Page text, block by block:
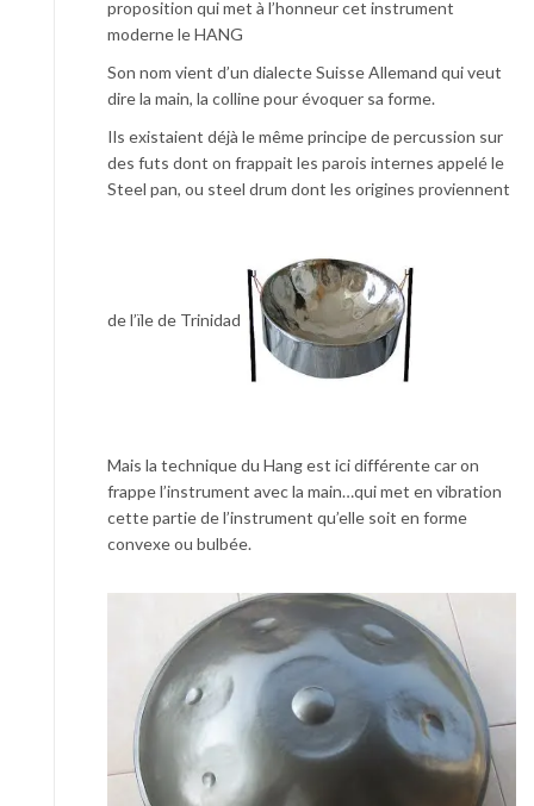
proposition qui met à l’honneur cet instrument
moderne le HANG
Son nom vient d’un dialecte Suisse Allemand qui veut
dire la main, la colline pour évoquer sa forme.
Ils existaient déjà le même principe de percussion sur
des futs dont on frappait les parois internes appelé le
Steel pan, ou steel drum dont les origines proviennent
de l’ïle de Trinidad
Mais la technique du Hang est ici différente car on
frappe l’instrument avec la main…qui met en vibration
cette partie de l’instrument qu’elle soit en forme
convexe ou bulbée.